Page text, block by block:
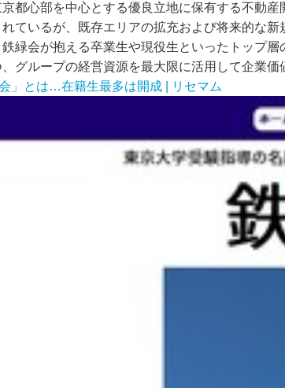
都心部を中心とする優良立地に保有する不動
ているが、既存エリアの拡充および将来的な
緑会が抱える卒業生や現役生といったトップ
グループの経営資源を最大限に活用して企業価
」とは…在籍生最多は開成 | リセマム